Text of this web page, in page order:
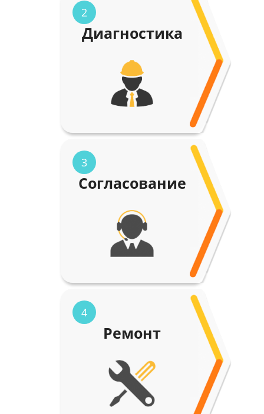
2
Диагностика
3
Согласование
4
Ремонт